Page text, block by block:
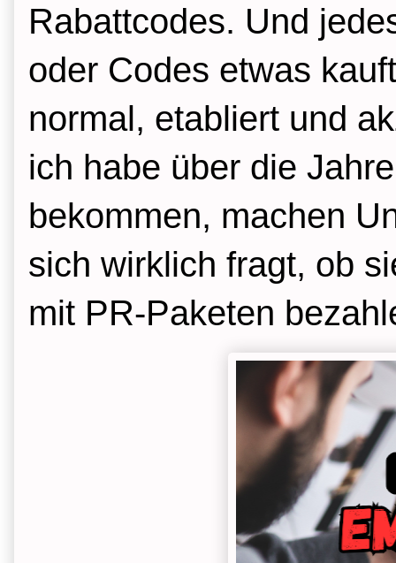
Rabattcodes. Und
oder Codes etwas
normal, etabliert und
ich habe über die
bekommen, machen
sich wirklich fragt, ob
mit PR-Paketen